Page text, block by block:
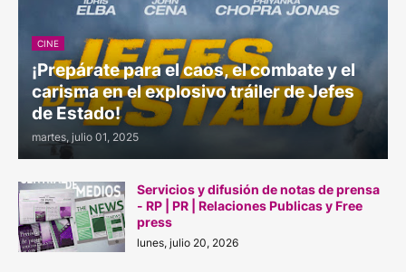
CINE
¡Prepárate para el caos, el combate y el
carisma en el explosivo tráiler de Jefes
de Estado!
martes, julio 01, 2025
Servicios y difusión de notas de prensa
- RP | PR | Relaciones Publicas y Free
press
lunes, julio 20, 2026